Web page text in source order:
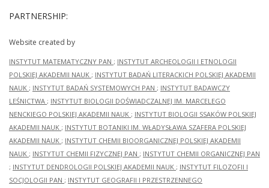
PARTNERSHIP:
Website created by
INSTYTUT MATEMATYCZNY PAN ; INSTYTUT ARCHEOLOGII I ETNOLOGII
POLSKIEJ AKADEMII NAUK ; INSTYTUT BADAŃ LITERACKICH POLSKIEJ AKADEMII
NAUK ; INSTYTUT BADAŃ SYSTEMOWYCH PAN ; INSTYTUT BADAWCZY
LEŚNICTWA ; INSTYTUT BIOLOGII DOŚWIADCZALNEJ IM. MARCELEGO
NENCKIEGO POLSKIEJ AKADEMII NAUK ; INSTYTUT BIOLOGII SSAKÓW POLSKIEJ
AKADEMII NAUK ; INSTYTUT BOTANIKI IM. WŁADYSŁAWA SZAFERA POLSKIEJ
AKADEMII NAUK ; INSTYTUT CHEMII BIOORGANICZNEJ POLSKIEJ AKADEMII
NAUK ; INSTYTUT CHEMII FIZYCZNEJ PAN ; INSTYTUT CHEMII ORGANICZNEJ PAN
; INSTYTUT DENDROLOGII POLSKIEJ AKADEMII NAUK ; INSTYTUT FILOZOFII I
SOCJOLOGII PAN ; INSTYTUT GEOGRAFII I PRZESTRZENNEGO